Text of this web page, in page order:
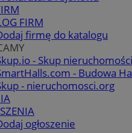
FIRM
firmę do katalogu
- Skup
- Budowa
- nieruchomosci.org
ogłoszenie